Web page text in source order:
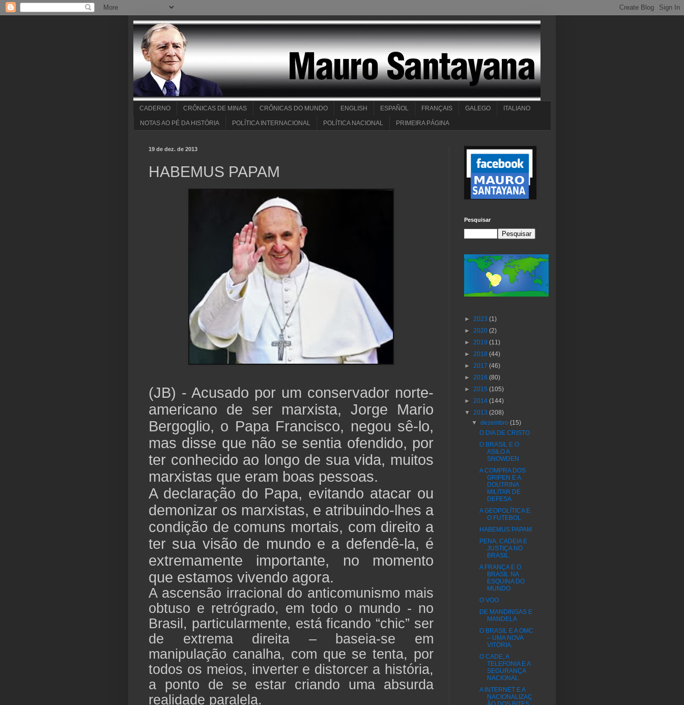
CADERNO CRÔNICAS DE MINAS CRÔNICAS DO MUNDO ENGLISH ESPAÑOL FRANÇAIS GALEGO ITALIANO
NOTAS AO PÉ DA HISTÓRIA POLÍTICA INTERNACIONAL POLÍTICA NACIONAL PRIMEIRA PÁGINA
19 de dez. de 2013
HABEMUS PAPAM
(JB) - Acusado por um conservador norte-
americano de ser marxista, Jorge Mario
Bergoglio, o Papa Francisco, negou sê-lo,
mas disse que não se sentia ofendido, por
ter conhecido ao longo de sua vida, muitos
marxistas que eram boas pessoas.
A declaração do Papa, evitando atacar ou
demonizar os marxistas, e atribuindo-lhes a
condição de comuns mortais, com direito a
ter sua visão de mundo e a defendê-la, é
extremamente importante, no momento
que estamos vivendo agora.
A ascensão irracional do anticomunismo mais
obtuso e retrógrado, em todo o mundo - no
Brasil, particularmente, está ficando “chic” ser
de extrema direita – baseia-se em
manipulação canalha, com que se tenta, por
todos os meios, inverter e distorcer a história,
a ponto de se estar criando uma absurda
realidade paralela.
Pesquisar
► 2023 (1)
► 2020 (2)
► 2019 (11)
► 2018 (44)
► 2017 (46)
► 2016 (80)
► 2015 (105)
► 2014 (144)
▼ 2013 (208)
▼dezembro(15)
O DIA DE CRISTO
O BRASIL E O
ASILO A
SNOWDEN
A COMPRA DOS
GRIPEN E A
DOUTRINA
MILITAR DE
DEFESA
A GEOPOLÍTICA E
O FUTEBOL
HABEMUS PAPAM
PENA, CADEIA E
JUSTIÇA NO
BRASIL.
A FRANÇA E O
BRASIL NA
ESQUINA DO
MUNDO
O VOO
DE MANDINGAS E
MANDELA
O BRASIL E A OMC
– UMA NOVA
VITÓRIA.
O CADE, A
TELEFONIA E A
SEGURANÇA
NACIONAL.
A INTERNET E A
NACIONALIZAÇ